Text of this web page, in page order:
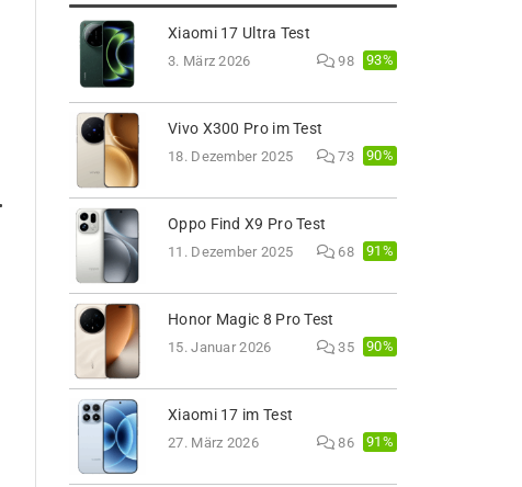
Xiaomi 17 Ultra Test
3. März 2026 98 93%
Vivo X300 Pro im Test
18. Dezember 2025 73 90%
Oppo Find X9 Pro Test
11. Dezember 2025 68 91%
Honor Magic 8 Pro Test
15. Januar 2026 35 90%
Xiaomi 17 im Test
27. März 2026 86 91%